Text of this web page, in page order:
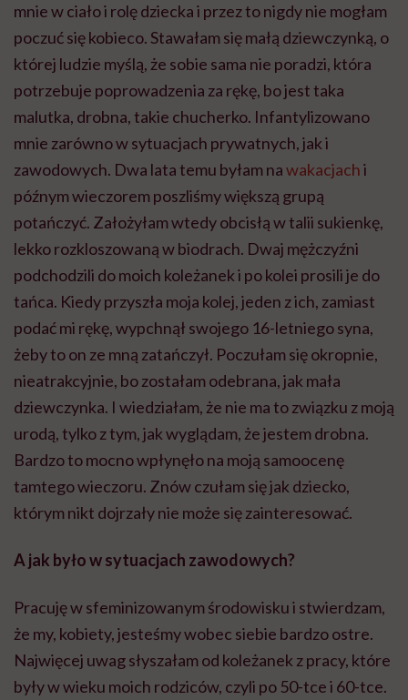
mnie w ciało i rolę dziecka i przez to nigdy nie mogłam
poczuć się kobieco. Stawałam się małą dziewczynką, o
której ludzie myślą, że sobie sama nie poradzi, która
potrzebuje poprowadzenia za rękę, bo jest taka
malutka, drobna, takie chucherko. Infantylizowano
mnie zarówno w sytuacjach prywatnych, jak i
zawodowych. Dwa lata temu byłam nawakacjachi
późnym wieczorem poszliśmy większą grupą
potańczyć. Założyłam wtedy obcisłą w talii sukienkę,
lekko rozkloszowaną w biodrach. Dwaj mężczyźni
podchodzili do moich koleżanek i po kolei prosili je do
tańca. Kiedy przyszła moja kolej, jeden z ich, zamiast
podać mi rękę, wypchnął swojego 16-letniego syna,
żeby to on ze mną zatańczył. Poczułam się okropnie,
nieatrakcyjnie, bo zostałam odebrana, jak mała
dziewczynka. I wiedziałam, że nie ma to związku z moją
urodą, tylko z tym, jak wyglądam, że jestem drobna.
Bardzo to mocno wpłynęło na moją samoocenę
tamtego wieczoru. Znów czułam się jak dziecko,
którym nikt dojrzały nie może się zainteresować.
A jak było w sytuacjach zawodowych?
Pracuję w sfeminizowanym środowisku i stwierdzam,
że my, kobiety, jesteśmy wobec siebie bardzo ostre.
Najwięcej uwag słyszałam od koleżanek z pracy, które
były w wieku moich rodziców, czyli po 50-tce i 60-tce.